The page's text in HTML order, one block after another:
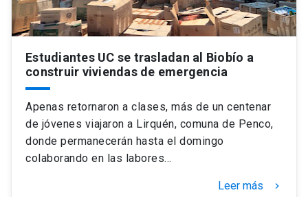
Estudiantes UC se trasladan al Biobío a
construir viviendas de emergencia
Apenas retornaron a clases, más de un centenar
de jóvenes viajaron a Lirquén, comuna de Penco,
donde permanecerán hasta el domingo
colaborando en las labores…
Leer más keyboard_arrow_right